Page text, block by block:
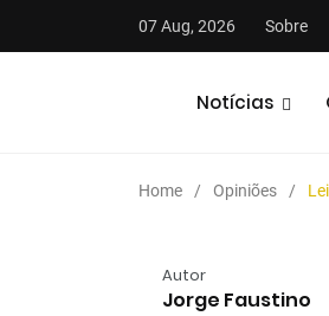
07 Aug, 2026 Sobre
Notícias
Home Opiniões
Autor
Jorge Faustino